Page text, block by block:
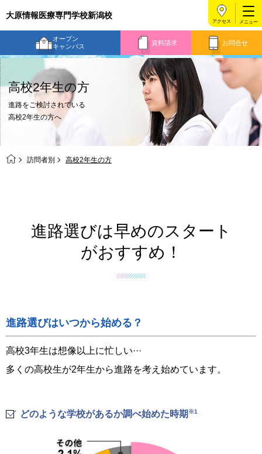
大原情報医療専門学校新潟校
オープン
キャンパス
資料請求 お問合せ
アクセス
高校2年生の方
進路をご検討されている
高校2年生の方へ
訪問者別 高校2年生の方
進路選びは早めのスタート
がおすすめ！
進路選びはいつから始める？
高校3年生は想像以上に忙しい···
多くの高校生が2年生から進路を考え始めています。
どのような学校があるか調べ始めた時期 ※1